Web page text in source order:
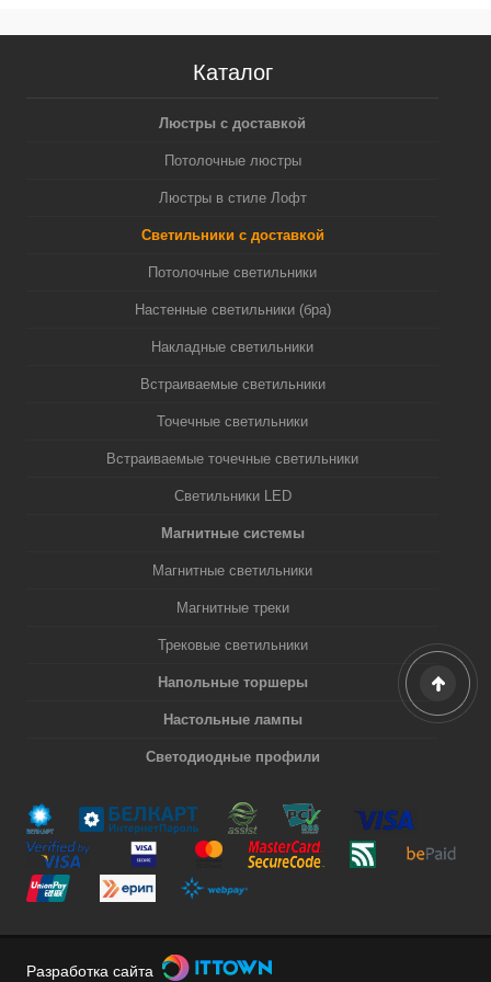
Каталог
Люстры с доставкой
Потолочные люстры
Люстры в стиле Лофт
Светильники с доставкой
Потолочные светильники
Настенные светильники (бра)
Накладные светильники
Встраиваемые светильники
Точечные светильники
Встраиваемые точечные светильники
Светильники LED
Магнитные системы
Магнитные светильники
Магнитные треки
Трековые светильники
Напольные торшеры
Настольные лампы
Светодиодные профили
Разработка сайта